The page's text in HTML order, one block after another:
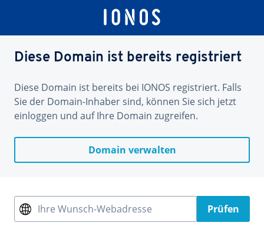
Diese Domain ist bereits registriert
Diese Domain ist bereits bei IONOS registriert. Falls
Sie der Domain-Inhaber sind, können Sie sich jetzt
einloggen und auf Ihre Domain zugreifen.
Domain verwalten
Ihre Wunsch-Webadresse Prüfen